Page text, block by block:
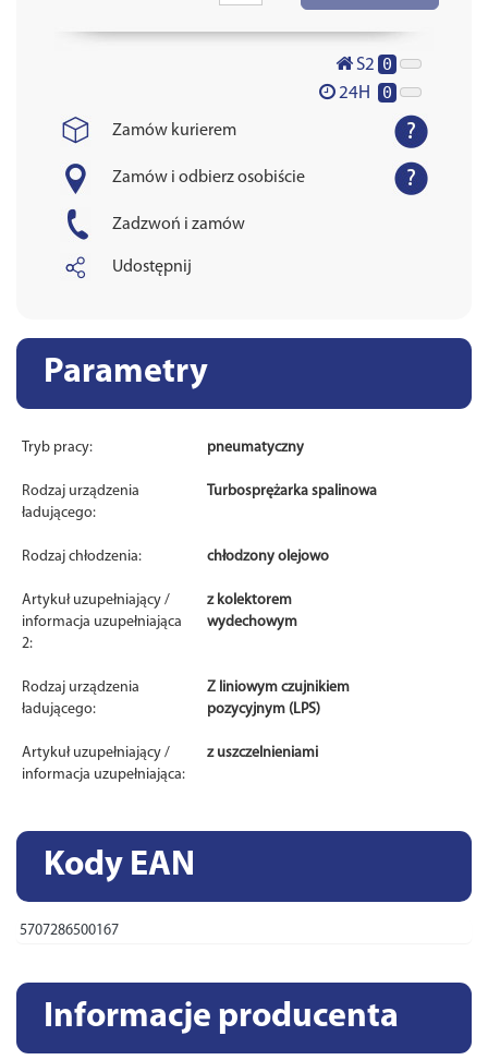
S2 0
24H 0
Zamów kurierem
Zamów i odbierz osobiście
Zadzwoń i zamów
Udostępnij
Parametry
Tryb pracy: pneumatyczny
Rodzaj urządzenia
ładującego:
Turbosprężarka spalinowa
Rodzaj chłodzenia: chłodzony olejowo
Artykuł uzupełniający /
informacja uzupełniająca
2:
z kolektorem
wydechowym
Rodzaj urządzenia
ładującego:
Z liniowym czujnikiem
pozycyjnym (LPS)
Artykuł uzupełniający /
informacja uzupełniająca:
z uszczelnieniami
Kody EAN
5707286500167
Informacje producenta